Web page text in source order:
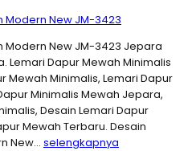
Modern New JM-3423
Modern New JM-3423 Jepara
Lemari Dapur Mewah Minimalis
Mewah Minimalis, Lemari Dapur
Minimalis Mewah Jepara,
Desain Lemari Dapur
Mewah Terbaru. Desain
New… selengkapnya